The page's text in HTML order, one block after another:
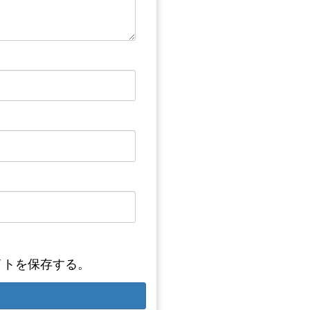
を保存する。